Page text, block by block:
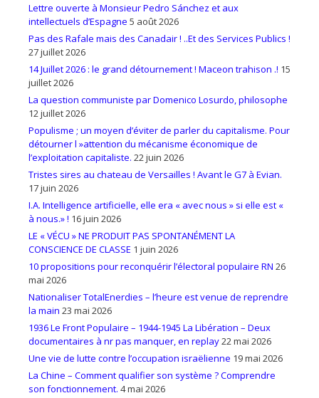
Lettre ouverte à Monsieur Pedro Sánchez et aux
intellectuels d’Espagne 5 août 2026
Pas des Rafale mais des Canadair ! ..Et des Services Publics !
27 juillet 2026
14 Juillet 2026 : le grand détournement ! Maceon trahison .! 15
juillet 2026
La question communiste par Domenico Losurdo, philosophe
12 juillet 2026
Populisme ; un moyen d’éviter de parler du capitalisme. Pour
détourner l »attention du mécanisme économique de
l’exploitation capitaliste. 22 juin 2026
Tristes sires au chateau de Versailles ! Avant le G7 à Evian.
17 juin 2026
I.A. Intelligence artificielle, elle era « avec nous » si elle est «
à nous.» ! 16 juin 2026
LE « VÉCU » NE PRODUIT PAS SPONTANÉMENT LA
CONSCIENCE DE CLASSE 1 juin 2026
10 propositions pour reconquérir l’électoral populaire RN 26
mai 2026
Nationaliser TotalEnerdies – l’heure est venue de reprendre
la main 23 mai 2026
1936 Le Front Populaire – 1944-1945 La Libération – Deux
documentaires à nr pas manquer, en replay22 mai 2026
Une vie de lutte contre l’occupation israëlienne 19 mai 2026
La Chine – Comment qualifier son système ? Comprendre
son fonctionnement. 4 mai 2026